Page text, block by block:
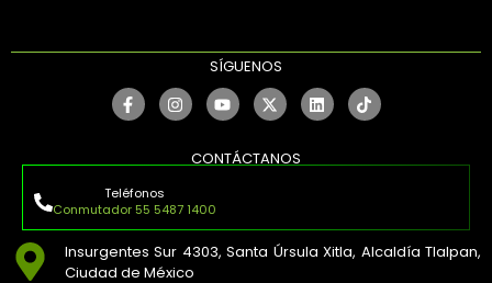
SÍGUENOS
CONTÁCTANOS
Teléfonos
Conmutador 55 5487 1400
Insurgentes Sur 4303, Santa Úrsula Xitla, Alcaldía Tlalpan,
Ciudad de México